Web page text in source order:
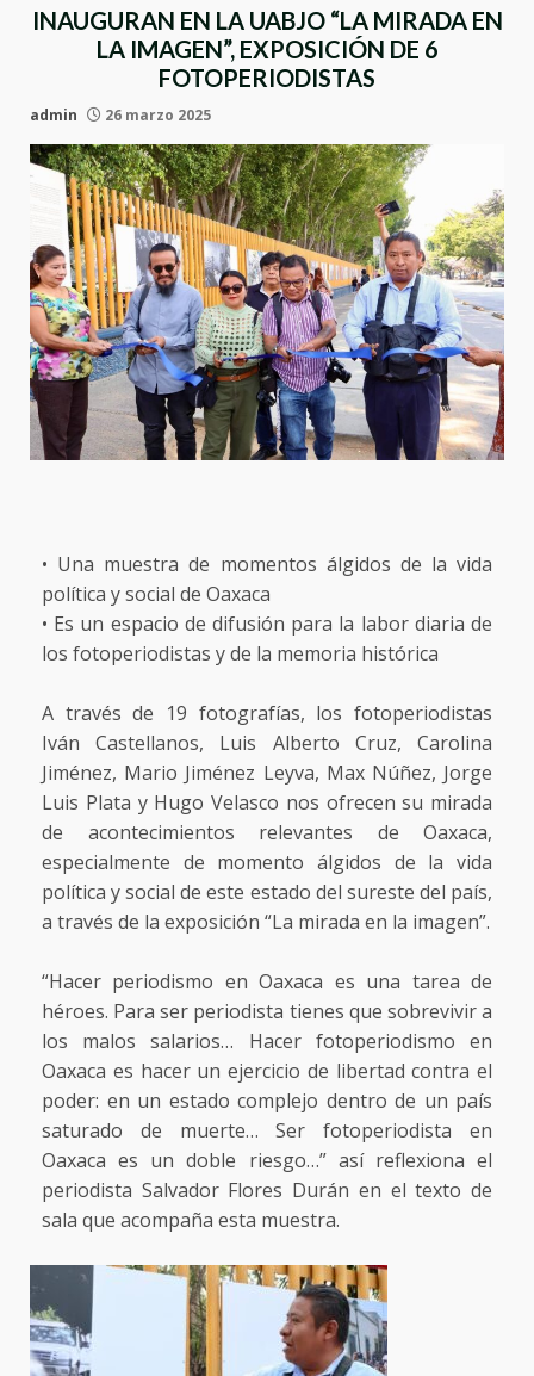
INAUGURAN EN LA UABJO “LA MIRADA EN
LA IMAGEN”, EXPOSICIÓN DE 6
FOTOPERIODISTAS
admin 26 marzo 2025
• Una muestra de momentos álgidos de la vida
política y social de Oaxaca
• Es un espacio de difusión para la labor diaria de
los fotoperiodistas y de la memoria histórica
A través de 19 fotografías, los fotoperiodistas
Iván Castellanos, Luis Alberto Cruz, Carolina
Jiménez, Mario Jiménez Leyva, Max Núñez, Jorge
Luis Plata y Hugo Velasco nos ofrecen su mirada
de acontecimientos relevantes de Oaxaca,
especialmente de momento álgidos de la vida
política y social de este estado del sureste del país,
a través de la exposición “La mirada en la imagen”.
“Hacer periodismo en Oaxaca es una tarea de
héroes. Para ser periodista tienes que sobrevivir a
los malos salarios… Hacer fotoperiodismo en
Oaxaca es hacer un ejercicio de libertad contra el
poder: en un estado complejo dentro de un país
saturado de muerte… Ser fotoperiodista en
Oaxaca es un doble riesgo…” así reflexiona el
periodista Salvador Flores Durán en el texto de
sala que acompaña esta muestra.